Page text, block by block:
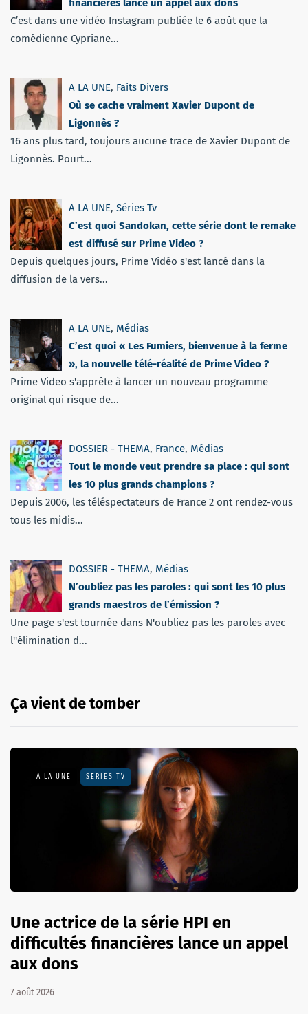
C’est dans une vidéo Instagram publiée le 6 août que la
comédienne Cypriane...
A LA UNE, Faits Divers
Où se cache vraiment Xavier Dupont de
Ligonnès ?
16 ans plus tard, toujours aucune trace de Xavier Dupont de
Ligonnès. Pourt...
A LA UNE, Séries Tv
C’est quoi Sandokan, cette série dont le remake
est diffusé sur Prime Video ?
Depuis quelques jours, Prime Vidéo s'est lancé dans la
diffusion de la vers...
A LA UNE, Médias
C’est quoi « Les Fumiers, bienvenue à la ferme
», la nouvelle télé-réalité de Prime Video ?
Prime Video s'apprête à lancer un nouveau programme
original qui risque de...
DOSSIER - THEMA, France, Médias
Tout le monde veut prendre sa place : qui sont
les 10 plus grands champions ?
Depuis 2006, les téléspectateurs de France 2 ont rendez-vous
tous les midis...
DOSSIER - THEMA, Médias
N’oubliez pas les paroles : qui sont les 10 plus
grands maestros de l’émission ?
Une page s'est tournée dans N'oubliez pas les paroles avec
l''élimination d...
Ça vient de tomber
A LA UNE SÉRIES TV
Une actrice de la série HPI en
difficultés financières lance un appel
aux dons
7 août 2026